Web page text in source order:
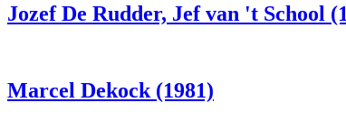
Jozef De Rudder, Jef van 't School
Marcel Dekock (1981)